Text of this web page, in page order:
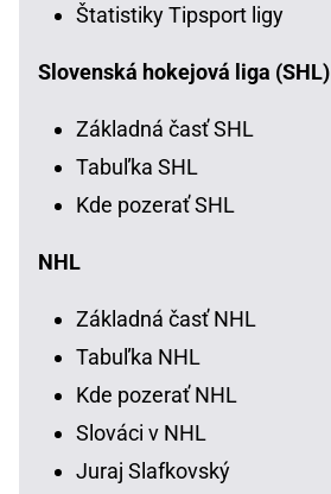
Štatistiky Tipsport ligy
Slovenská hokejová liga (SHL)
Základná časť SHL
Tabuľka SHL
Kde pozerať SHL
NHL
Základná časť NHL
Tabuľka NHL
Kde pozerať NHL
Slováci v NHL
Juraj Slafkovský